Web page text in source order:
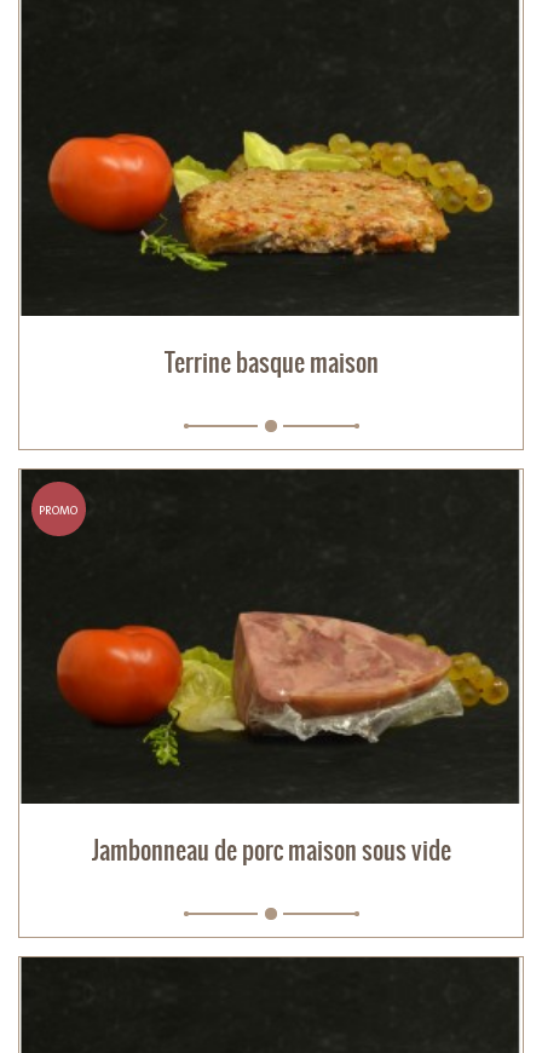
Terrine basque maison
PROMO
Jambonneau de porc maison sous vide